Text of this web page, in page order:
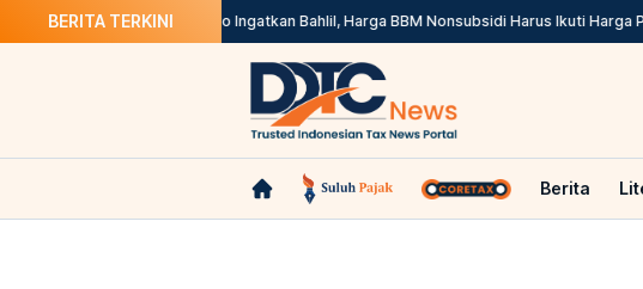
BERITA TERKINI
di Marketplace Prabowo Ingatkan Bahlil, Harga BBM Nonsubsidi Harus Ikuti Harga
Berita